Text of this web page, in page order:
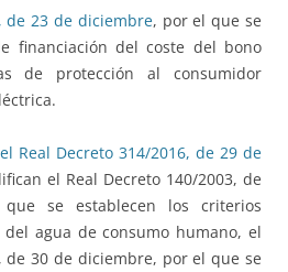
de 23 de diciembre, por el que se
financiación del coste del bono
de protección al consumidor
Real Decreto 314/2016, de 29 de
el Real Decreto 140/2003, de
se establecen los criterios
agua de consumo humano, el
de 30 de diciembre, por el que se